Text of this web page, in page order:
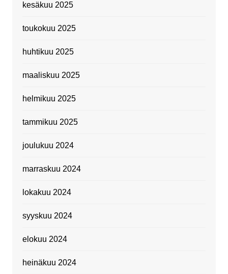
kesäkuu 2025
toukokuu 2025
huhtikuu 2025
maaliskuu 2025
helmikuu 2025
tammikuu 2025
joulukuu 2024
marraskuu 2024
lokakuu 2024
syyskuu 2024
elokuu 2024
heinäkuu 2024